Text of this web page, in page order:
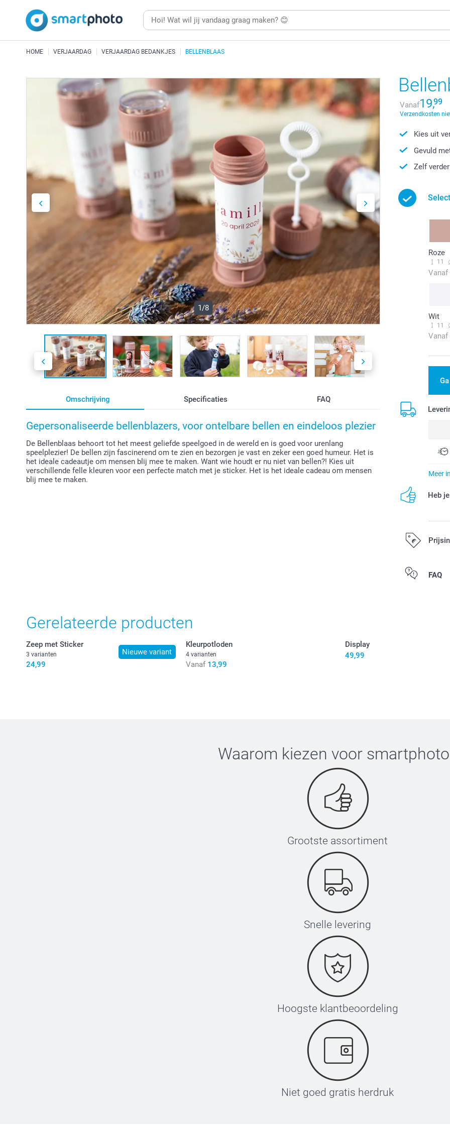
HOME VERJAARDAG VERJAARDAG BEDANKJES BELLENBLAAS
1/8
Omschrijving Specificaties FAQ
Gepersonaliseerde bellenblazers, voor ontelbare bellen en eindeloos plezier
De Bellenblaas behoort tot het meest geliefde speelgoed in de wereld en is goed voor urenlang
speelplezier! De bellen zijn fascinerend om te zien en bezorgen je vast en zeker een goed humeur. Het is
het ideale cadeautje om mensen blij mee te maken. Want wie houdt er nu niet van bellen?! Kies uit
verschillende felle kleuren voor een perfecte match met je sticker. Het is het ideale cadeau om mensen
blij mee te maken.
Vanaf19,99
Verzendkosten
Kies uit
Gevuld
Zelf
Roze
11
Vanaf
Wit
11
Vanaf
Meer
Heb
Alle prijzen
FAQ
Gerelateerde producten
Nieuwe variant
Zeep met Sticker
3 varianten
24,99
Kleurpotloden
4 varianten
Vanaf 13,99
Display
49,99
Waarom kiezen voor smartphoto
Grootste assortiment
Snelle levering
Hoogste klantbeoordeling
Niet goed gratis herdruk